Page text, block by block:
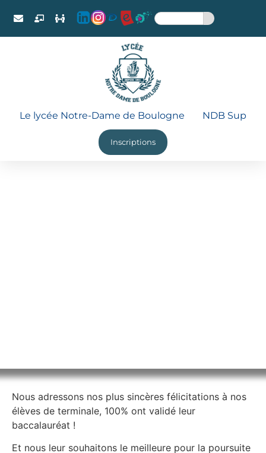
Le lycée Notre-Dame de Boulogne NDB Sup
Inscriptions
Nous adressons nos plus sincères félicitations à nos
élèves de terminale, 100% ont validé leur
baccalauréat !
Et nous leur souhaitons le meilleure pour la poursuite